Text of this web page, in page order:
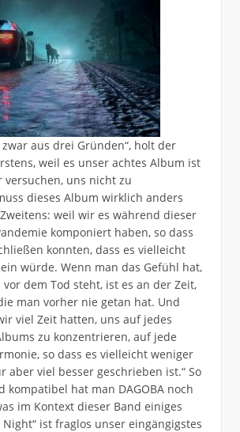
aus drei Gründen“, holt der
weil es unser achtes Album ist
uns nicht zu
dieses Album wirklich anders
weil wir es während dieser
komponiert haben, so dass
konnten, dass es vielleicht
würde. Wenn man das Gefühl hat,
dem Tod steht, ist es an der Zeit,
man vorher nie getan hat. Und
viel Zeit hatten, uns auf jedes
zu konzentrieren, auf jede
so dass es vielleicht weniger
aber viel besser geschrieben ist.“ So
kompatibel hat man DAGOBA noch
im Kontext dieser Band einiges
Night“ ist fraglos unser eingängigstes